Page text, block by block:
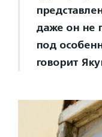
даже он не
под
говорит